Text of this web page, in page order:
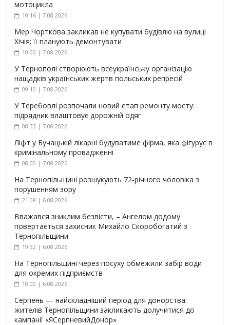
мотоцикла
10:16 | 7.08.2026
Мер Чорткова закликав не купувати будівлю на вулиці
Хічія: її планують демонтувати
10:00 | 7.08.2026
У Тернополі створюють всеукраїнську організацію
нащадків українських жертв польських репресій
09:10 | 7.08.2026
У Теребовлі розпочали новий етап ремонту мосту:
підрядник влаштовує дорожній одяг
08:33 | 7.08.2026
Ліфт у Бучацькій лікарні будуватиме фірма, яка фігурує в
кримінальному провадженні
08:00 | 7.08.2026
На Тернопільщині розшукують 72-річного чоловіка з
порушенням зору
21:08 | 6.08.2026
Вважався зниклим безвісти, – Ангелом додому
повертається захисник Михайло Скоробогатий з
Тернопільщини
19:32 | 6.08.2026
На Тернопільщині через посуху обмежили забір води
для окремих підприємств
18:00 | 6.08.2026
Серпень — найскладніший період для донорства:
жителів Тернопільщини закликають долучитися до
кампанії «ЯСерпневийДонор»